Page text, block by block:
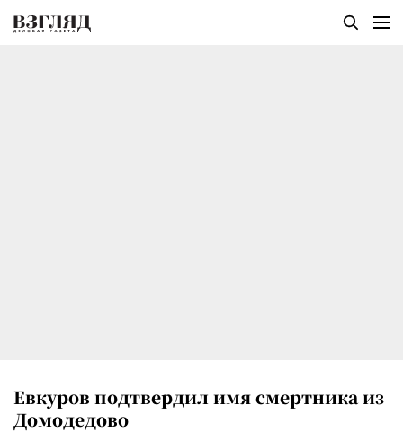
Евкуров подтвердил имя смертника из
Домодедово